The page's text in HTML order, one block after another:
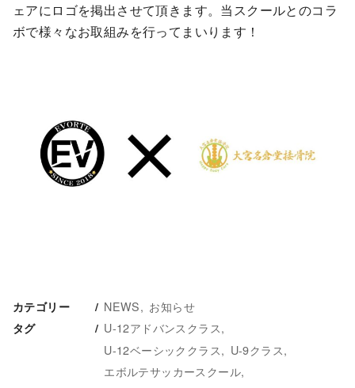
ェアにロゴを掲出させて頂きます。当スクールとのコラ
ボで様々なお取組みを行ってまいります！
カテゴリー NEWS お知らせ
タグ
U-12アドバンスクラス
U-12ベーシッククラス
U-9クラス
エボルテサッカースクール